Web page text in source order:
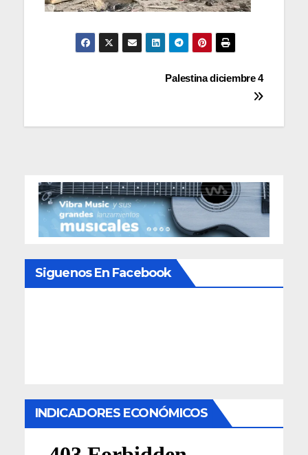
NavegaciónPalestina diciembre 4
Siguenos En Facebook
INDICADORES ECONÓMICOS